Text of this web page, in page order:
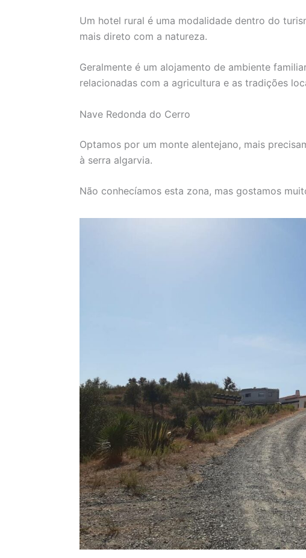
Um hotel rural é uma modalidade dentro do
mais direto com a natureza.
Geralmente é um alojamento de ambiente
relacionadas com a agricultura e as tradições
Nave Redonda do Cerro
Optamos por um monte alentejano, mais
à serra algarvia.
Não conhecíamos esta zona, mas gostamos